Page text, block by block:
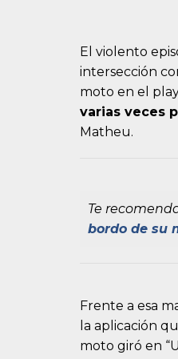
El violento
intersección
moto en el
varias veces
Matheu.
Te
bordo de su
Frente a esa
la aplicación
moto giró en